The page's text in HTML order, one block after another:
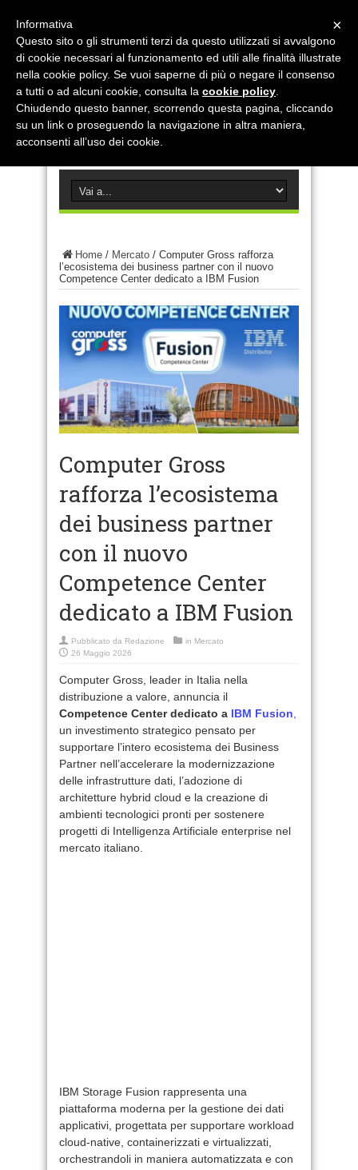
Home / Mercato / Computer Gross rafforza
l’ecosistema dei business partner con il nuovo
Competence Center dedicato a IBM Fusion
Computer Gross
rafforza l’ecosistema
dei business partner
con il nuovo
Competence Center
dedicato a IBM Fusion
Pubblicato da Redazione in Mercato
26 Maggio 2026
Computer Gross, leader in Italia nella
distribuzione a valore, annuncia il
Competence Center dedicato a IBM Fusion
un investimento strategico pensato per
supportare l’intero ecosistema dei Business
Partner nell’accelerare la modernizzazione
delle infrastrutture dati, l’adozione di
architetture hybrid cloud e la creazione di
ambienti tecnologici pronti per sostenere
progetti di Intelligenza Artificiale enterprise nel
mercato italiano.
IBM Storage Fusion rappresenta una
piattaforma moderna per la gestione dei dati
applicativi, progettata per supportare workload
cloud-native, containerizzati e virtualizzati,
orchestrandoli in maniera automatizzata e con
×
Informativa
Questo sito o gli strumenti terzi da questo utilizzati si avvalgono
di cookie necessari al funzionamento ed utili alle finalità illustrate
nella cookie policy. Se vuoi saperne di più o negare il consenso
a tutti o ad alcuni cookie, consulta la cookie policy
Chiudendo questo banner, scorrendo questa pagina, cliccando
su un link o proseguendo la navigazione in altra maniera,
acconsenti all’uso dei cookie.